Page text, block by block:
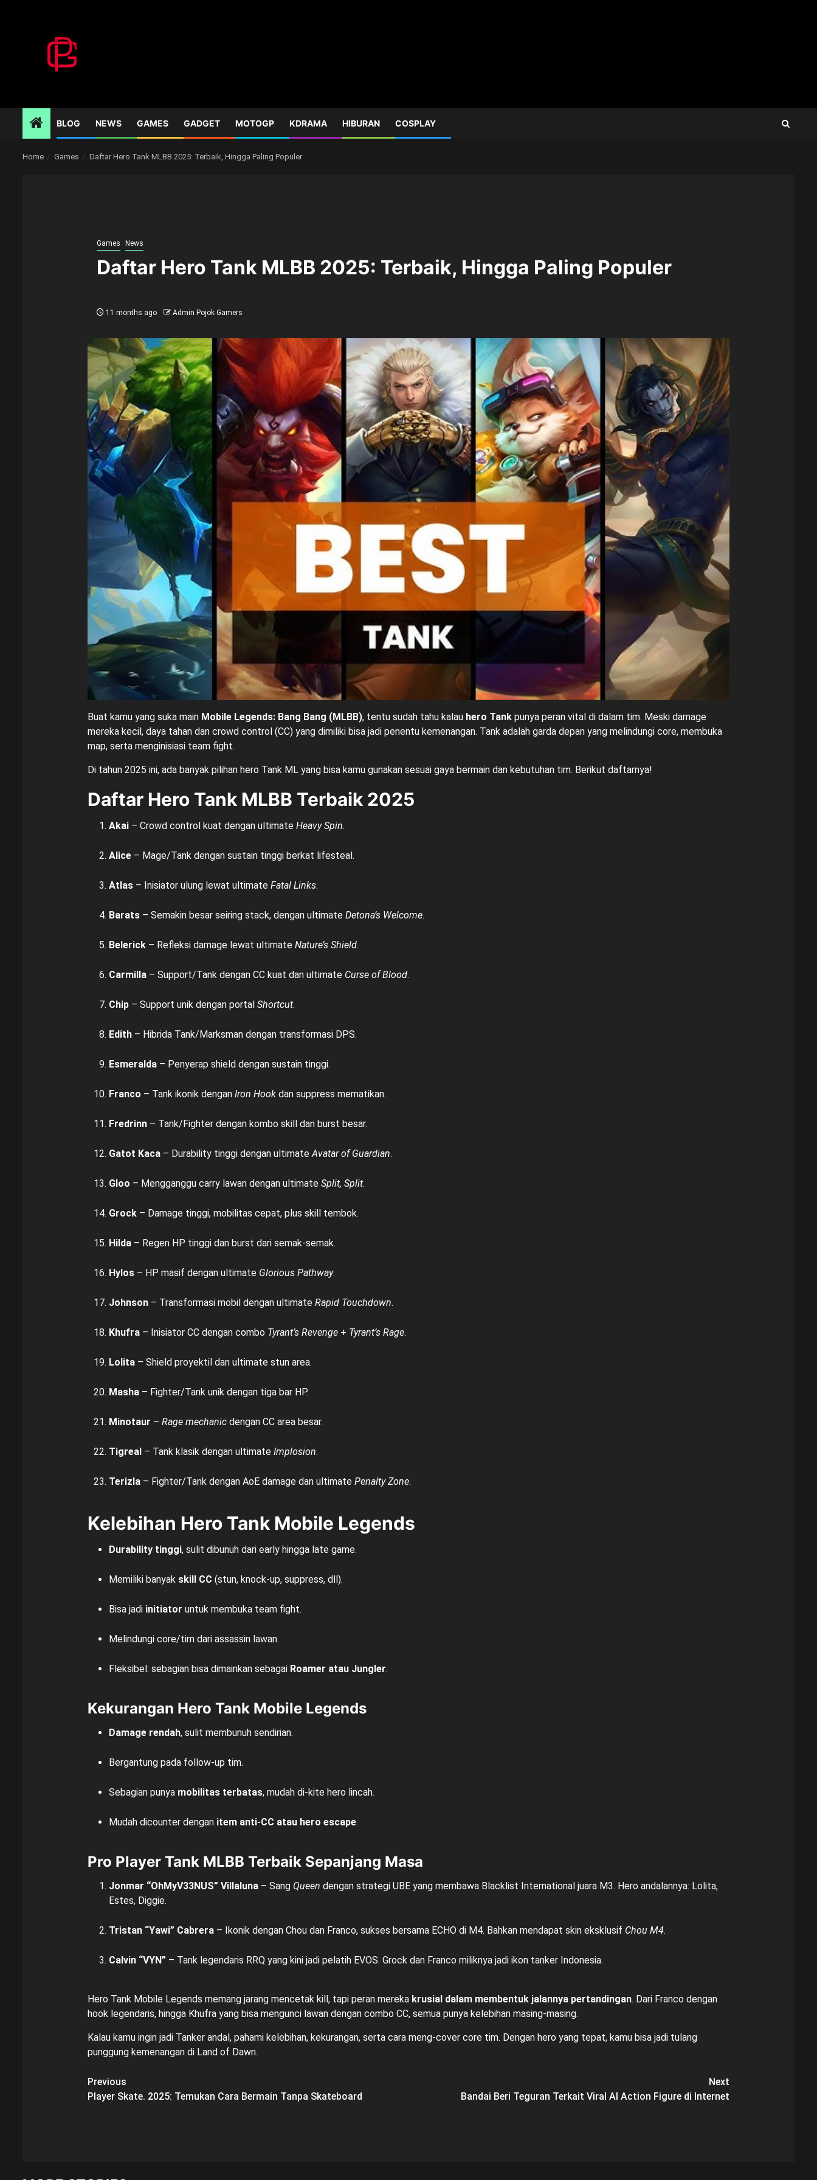
BLOG NEWS GAMES GADGET MOTOGP KDRAMA HIBURAN COSPLAY
Home Games Daftar Hero Tank MLBB 2025: Terbaik, Hingga Paling Populer
Games News
Daftar Hero Tank MLBB 2025: Terbaik, Hingga Paling Populer
11 months ago Admin Pojok Gamers
Buat kamu yang suka main Mobile Legends: Bang Bang (MLBB), tentu sudah tahu kalau hero Tankpunya peran vital di dalam tim. Meski damage
mereka kecil, daya tahan dan crowd control (CC) yang dimiliki bisa jadi penentu kemenangan. Tank adalah garda depan yang melindungi core, membuka
map, serta menginisiasi team fight.
Di tahun 2025 ini, ada banyak pilihan hero Tank ML yang bisa kamu gunakan sesuai gaya bermain dan kebutuhan tim. Berikut daftarnya!
Daftar Hero Tank MLBB Terbaik 2025
Akai– Crowd control kuat dengan ultimate Heavy Spin.
Alice– Mage/Tank dengan sustain tinggi berkat lifesteal.
Atlas– Inisiator ulung lewat ultimate Fatal Links.
Barats– Semakin besar seiring stack, dengan ultimate Detona’s Welcome.
Belerick– Refleksi damage lewat ultimate Nature’s Shield.
Carmilla– Support/Tank dengan CC kuat dan ultimate Curse of Blood.
Chip– Support unik dengan portal Shortcut.
Edith– Hibrida Tank/Marksman dengan transformasi DPS.
Esmeralda– Penyerap shield dengan sustain tinggi.
Franco – Tank ikonik dengan Iron Hookdan suppress mematikan.
Fredrinn– Tank/Fighter dengan kombo skill dan burst besar.
Gatot Kaca– Durability tinggi dengan ultimateAvatar of Guardian.
Gloo – Mengganggu carry lawan dengan ultimate Split, Split.
Grock– Damage tinggi, mobilitas cepat, plus skill tembok.
Hilda– Regen HP tinggi dan burst dari semak-semak.
Hylos– HP masif dengan ultimate Glorious Pathway.
Johnson– Transformasi mobil dengan ultimate Rapid Touchdown.
Khufra– Inisiator CC dengan combo Tyrant’s Revenge+ Tyrant’s Rage.
Lolita– Shield proyektil dan ultimate stun area.
Masha– Fighter/Tank unik dengan tiga bar HP.
Minotaur – Rage mechanicdengan CC area besar.
Tigreal– Tank klasik dengan ultimate Implosion.
Terizla– Fighter/Tank dengan AoE damage dan ultimate Penalty Zone.
Kelebihan Hero Tank Mobile Legends
Durability tinggi, sulit dibunuh dari early hingga late game.
Memiliki banyak skill CC (stun, knock-up, suppress, dll).
Bisa jadi initiator untuk membuka team fight.
Melindungi core/tim dari assassin lawan.
Fleksibel: sebagian bisa dimainkan sebagai Roamer atau Jungler.
Kekurangan Hero Tank Mobile Legends
Damage rendah, sulit membunuh sendirian.
Bergantung pada follow-up tim.
Sebagian punya mobilitas terbatas, mudah di-kite hero lincah.
Mudah dicounter dengan item anti-CC atau hero escape.
Pro Player Tank MLBB Terbaik Sepanjang Masa
Jonmar “OhMyV33NUS” Villaluna– Sang Queen dengan strategi UBE yang membawa Blacklist International juara M3. Hero andalannya: Lolita,
Estes, Diggie.
Tristan “Yawi” Cabrera– Ikonik dengan Chou dan Franco, sukses bersama ECHO di M4. Bahkan mendapat skin eksklusif Chou M4.
Calvin “VYN” – Tank legendaris RRQ yang kini jadi pelatih EVOS. Grock dan Franco miliknya jadi ikon tanker Indonesia.
Hero Tank Mobile Legends memang jarang mencetak kill, tapi peran mereka krusial dalam membentuk jalannya pertandingan. Dari Franco dengan
hook legendaris, hingga Khufra yang bisa mengunci lawan dengan combo CC, semua punya kelebihan masing-masing.
Kalau kamu ingin jadi Tanker andal, pahami kelebihan, kekurangan, serta cara meng-cover core tim. Dengan hero yang tepat, kamu bisa jadi tulang
punggung kemenangan di Land of Dawn.
Post
navigation
Previous
Player Skate. 2025: Temukan Cara Bermain Tanpa Skateboard
Next
Bandai Beri Teguran Terkait Viral AI Action Figure di Internet